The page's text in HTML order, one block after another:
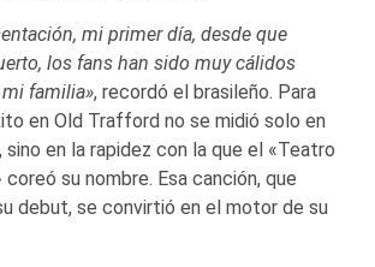
mi primer día, desde que
los fans han sido muy cálidos
familia», recordó el brasileño. Para
en Old Trafford no se midió solo en
sino en la rapidez con la que el «Teatro
su nombre. Esa canción, que
debut, se convirtió en el motor de su